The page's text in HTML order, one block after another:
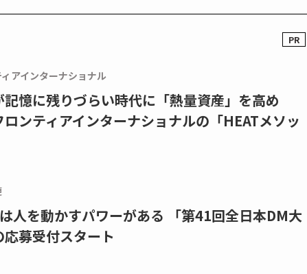
アインターナショナル
記憶に残りづらい時代に「熱量資産」を高め
ンティアインターナショナルの「HEATメソッ
人を動かすパワーがある 「第41回全日本DM大
応募受付スタート